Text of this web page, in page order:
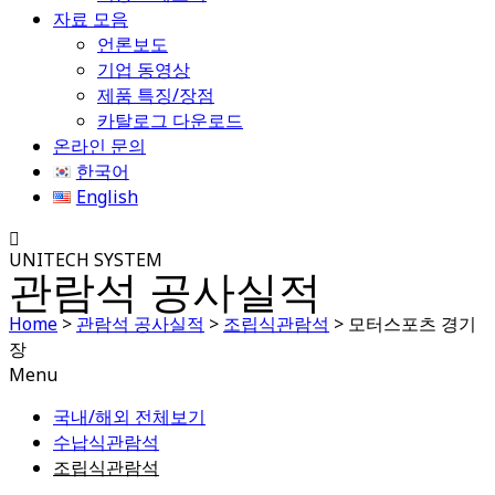
자료 모음
언론보도
기업 동영상
제품 특징/장점
카탈로그 다운로드
온라인 문의
한국어
English
UNITECH SYSTEM
관람석 공사실적
Home > 관람석 공사실적 > 조립식관람석 > 모터스포츠 경기
장
Menu
국내/해외 전체보기
수납식관람석
조립식관람석